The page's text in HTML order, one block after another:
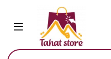
Recherche pour :